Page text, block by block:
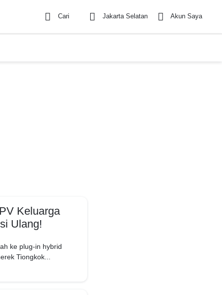
Cari Jakarta Selatan Akun Saya
Keluarga
Ulang!
ke plug-in hybrid
Tiongkok...